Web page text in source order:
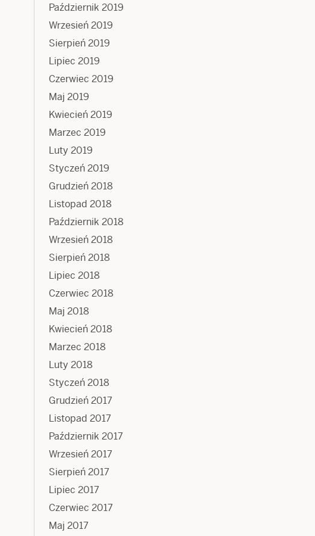
Październik 2019
Wrzesień 2019
Sierpień 2019
Lipiec 2019
Czerwiec 2019
Maj 2019
Kwiecień 2019
Marzec 2019
Luty 2019
Styczeń 2019
Grudzień 2018
Listopad 2018
Październik 2018
Wrzesień 2018
Sierpień 2018
Lipiec 2018
Czerwiec 2018
Maj 2018
Kwiecień 2018
Marzec 2018
Luty 2018
Styczeń 2018
Grudzień 2017
Listopad 2017
Październik 2017
Wrzesień 2017
Sierpień 2017
Lipiec 2017
Czerwiec 2017
Maj 2017